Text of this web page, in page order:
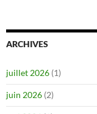
ARCHIVES
juillet 2026 (1)
juin 2026 (2)